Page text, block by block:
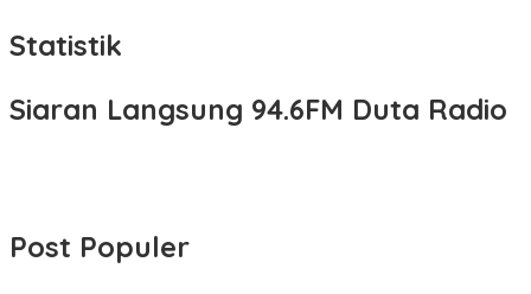
Statistik
Siaran Langsung 94.6FM Duta Radio
Post Populer